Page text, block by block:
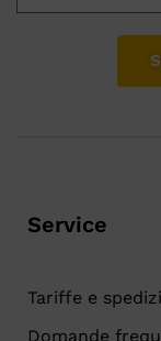
Service
Tariffe e
Domande